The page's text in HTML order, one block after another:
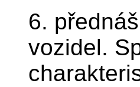
6.
vozidel.